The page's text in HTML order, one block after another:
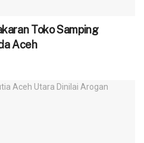
Toko Samping
Aceh